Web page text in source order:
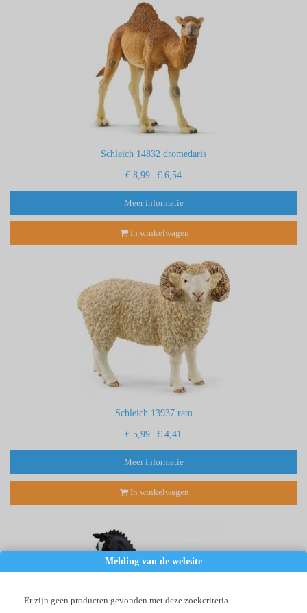
Melding van de website
Er zijn geen producten gevonden met deze zoekcriteria.
Schleich 14832 dromedaris
€ 8,99 € 6,54
Meer informatie
In winkelwagen
Schleich 13937 ram
€ 5,99 € 4,41
Meer informatie
In winkelwagen